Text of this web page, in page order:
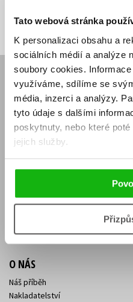
Tato webová stránka
K personalizaci obsahu a
sociálních médií a analýze
soubory cookies.
využíváme, sdílíme se
média, inzerci a analýzy.
tyto údaje s dalšími
poskytnuty, nebo které
jejich služby.
mailová
adresa
mailová
adresa
Vaše e-mailová adresa
E-SHOP
Aktuality
Naši autoři
Obchodní podmínky
Jak nakoupit
KONTAKTY
Sídlo společnosti
O NÁS
Náš příběh
Nakladatelství